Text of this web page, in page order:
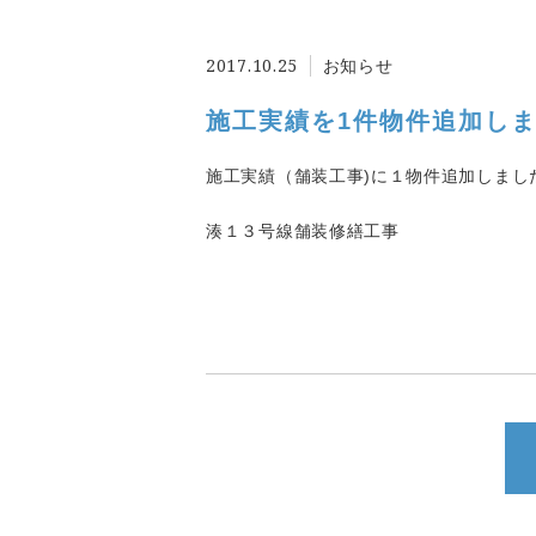
2017.10.25 お知らせ
施工実績を1件物件追加しま
施工実績（舗装工事)に１物件追加しまし
湊１３号線舗装修繕工事